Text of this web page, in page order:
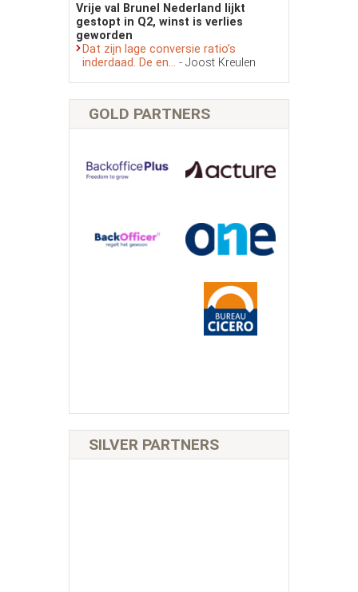
Vrije val Brunel Nederland lijkt
gestopt in Q2, winst is verlies
geworden
Dat zijn lage conversie ratio’s
inderdaad. De en... - Joost Kreulen
GOLD PARTNERS
SILVER PARTNERS